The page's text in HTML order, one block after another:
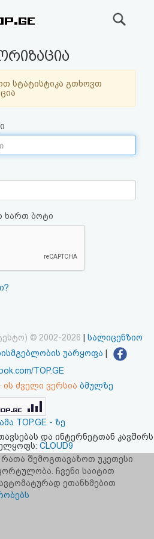
სტატისტიკა გთხოვთ
ხართ ბოტი
© 2002-2026
სალიცენზიო
უარყოფა
TOP.GE
ის ძველი ვერსია ბმულზე
TOP.GE - ზე
და ინტერნეტთან კავშირს
CLOUD9
რათა შემოგთავაზოთ უკეთესი
ჩვენი საიტით
ეთანხმებით